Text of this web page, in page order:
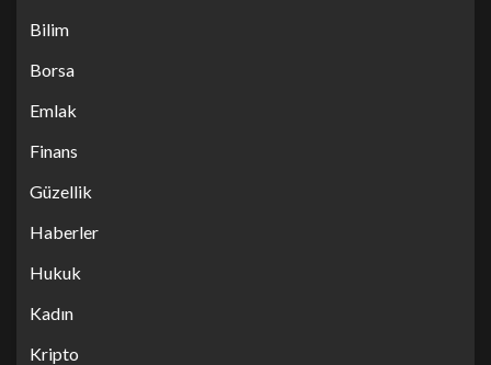
Bilim
Borsa
Emlak
Finans
Güzellik
Haberler
Hukuk
Kadın
Kripto